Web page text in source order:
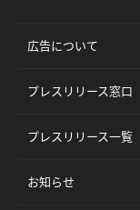
広告について
プレスリリース窓口
プレスリリース一覧
お知らせ